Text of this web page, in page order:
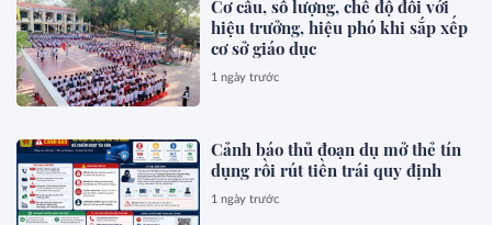
Cơ cấu, số lượng, chế độ đối với
hiệu trưởng, hiệu phó khi sắp xếp
cơ sở giáo dục
1 ngày trước
Cảnh báo thủ đoạn dụ mở thẻ tín
dụng rồi rút tiền trái quy định
1 ngày trước